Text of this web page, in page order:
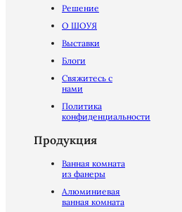
Решение
О ШОУЯ
Выставки
Блоги
Свяжитесь с
нами
Политика
конфиденциальности
Продукция
Ванная комната
из фанеры
Алюминиевая
ванная комната